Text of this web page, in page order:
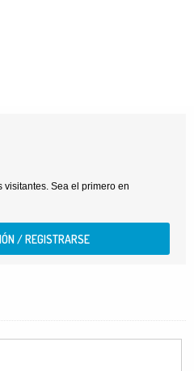
visitantes. Sea el primero en